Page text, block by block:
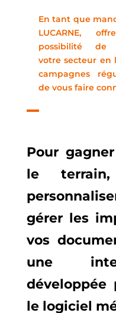
En tant que
LUCARNE,
possibilité de
votre secteur en
campagnes
de vous faire
Pour
le
gérer les
vos
une
développée
le logiciel